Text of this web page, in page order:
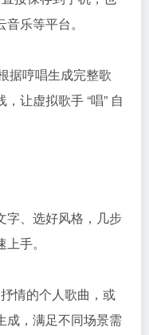
乐等平台。​
据哼唱生成完整歌
让虚拟歌手 “唱” 自
字、选好风格，几步
手。​
情的个人歌曲，或
成，满足不同场景需